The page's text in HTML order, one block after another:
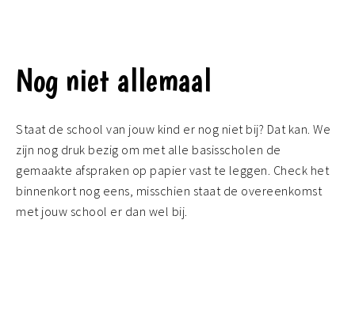
Nog niet allemaal
Staat de school van jouw kind er nog niet bij? Dat kan. We
zijn nog druk bezig om met alle basisscholen de
gemaakte afspraken op papier vast te leggen. Check het
binnenkort nog eens, misschien staat de overeenkomst
met jouw school er dan wel bij.